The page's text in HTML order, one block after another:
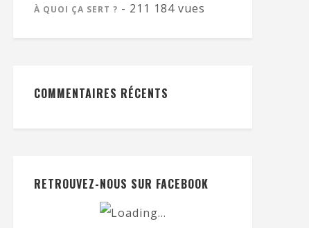
À QUOI ÇA SERT ? - 211 184 vues
COMMENTAIRES RÉCENTS
RETROUVEZ-NOUS SUR FACEBOOK